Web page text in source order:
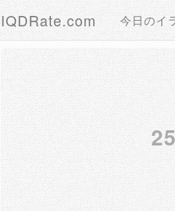
IQDRate.com 今日のイ